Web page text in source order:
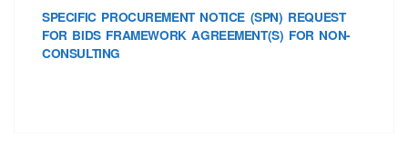
SPECIFIC PROCUREMENT NOTICE (SPN) REQUEST
FOR BIDS FRAMEWORK AGREEMENT(S) FOR NON-
CONSULTING